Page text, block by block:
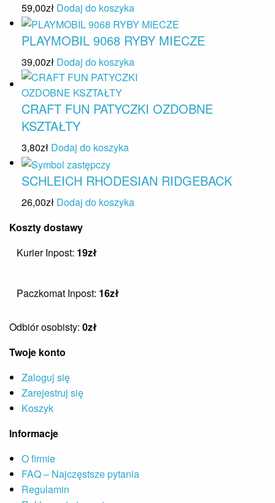
59,00zł Dodaj do koszyka
PLAYMOBIL 9068 RYBY MIECZE
39,00zł Dodaj do koszyka
CRAFT FUN PATYCZKI OZDOBNE
KSZTAŁTY
3,80zł Dodaj do koszyka
SCHLEICH RHODESIAN RIDGEBACK
26,00zł Dodaj do koszyka
Koszty dostawy
Kurier Inpost: 19zł
Paczkomat Inpost: 16zł
Odbiór osobisty: 0zł
Twoje konto
Zaloguj się
Zarejestruj się
Koszyk
Informacje
O firmie
FAQ – Najczęstsze pytania
Regulamin